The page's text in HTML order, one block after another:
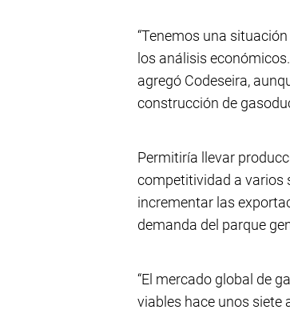
“Tenemos una
los análisis
agregó Codeseira,
construcción de
Permitiría llevar
competitividad a varios
incrementar las
demanda del parque
“El mercado global de
viables hace unos siete